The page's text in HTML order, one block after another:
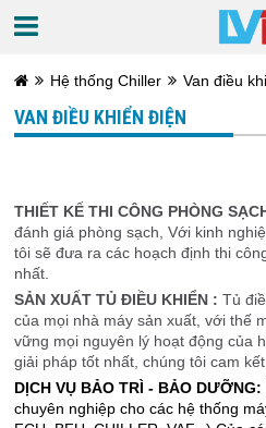
Hệ thống Chiller Van điều
VAN ĐIỀU KHIỂN ĐIỆN
THIẾT KẾ THI CÔNG PHÒNG
đánh giá phòng sạch, Với kinh
tôi sẽ đưa ra các hoạch định thi
nhất.
SẢN XUẤT TỦ ĐIỀU KHIỂN :Tủ
của mọi nhà máy sản xuất, với thế
vững mọi nguyên lý hoạt động của
giải pháp tốt nhất, chúng tôi cam
DỊCH VỤ BẢO TRÌ - BẢO DƯỠNG:
chuyên nghiệp cho các hệ thống